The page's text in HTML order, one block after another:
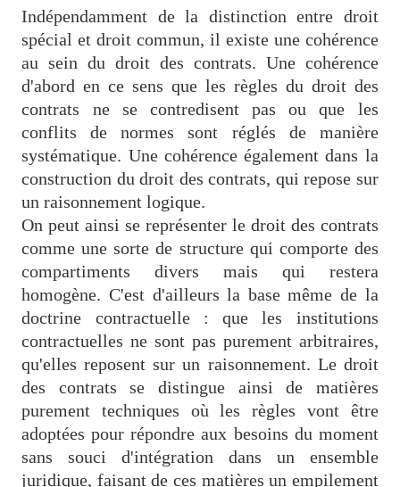
Indépendamment de la distinction entre droit
spécial et droit commun, il existe une cohérence
au sein du droit des contrats. Une cohérence
d'abord en ce sens que les règles du droit des
contrats ne se contredisent pas ou que les
conflits de normes sont réglés de manière
systématique. Une cohérence également dans la
construction du droit des contrats, qui repose sur
un raisonnement logique.
On peut ainsi se représenter le droit des contrats
comme une sorte de structure qui comporte des
compartiments divers mais qui restera
homogène. C'est d'ailleurs la base même de la
doctrine contractuelle : que les institutions
contractuelles ne sont pas purement arbitraires,
qu'elles reposent sur un raisonnement. Le droit
des contrats se distingue ainsi de matières
purement techniques où les règles vont être
adoptées pour répondre aux besoins du moment
sans souci d'intégration dans un ensemble
juridique, faisant de ces matières un empilement